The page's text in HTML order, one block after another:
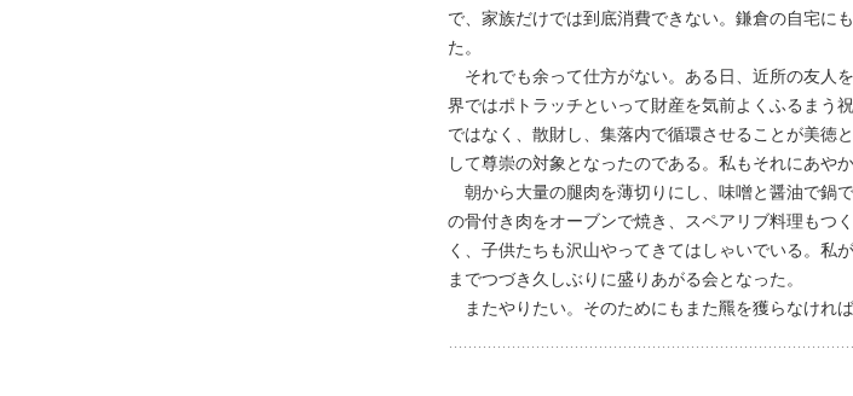
で、家族だけでは到底消費できない。鎌倉の自宅に
た。
それでも余って仕方がない。ある日、近所の友人
界ではポトラッチといって財産を気前よくふるまう
ではなく、散財し、集落内で循環させることが美徳
して尊崇の対象となったのである。私もそれにあや
朝から大量の腿肉を薄切りにし、味噌と醤油で鍋
の骨付き肉をオーブンで焼き、スペアリブ料理もつ
く、子供たちも沢山やってきてはしゃいでいる。私
までつづき久しぶりに盛りあがる会となった。
またやりたい。そのためにもまた羆を獲らなければ